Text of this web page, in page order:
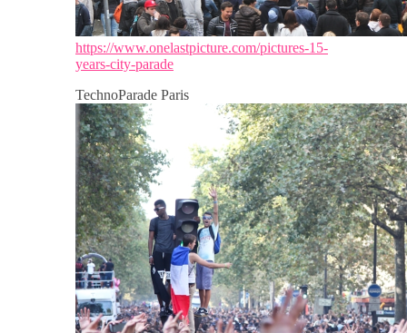
https://www.onelastpicture.com/pictures-15-
years-city-parade
TechnoParade Paris